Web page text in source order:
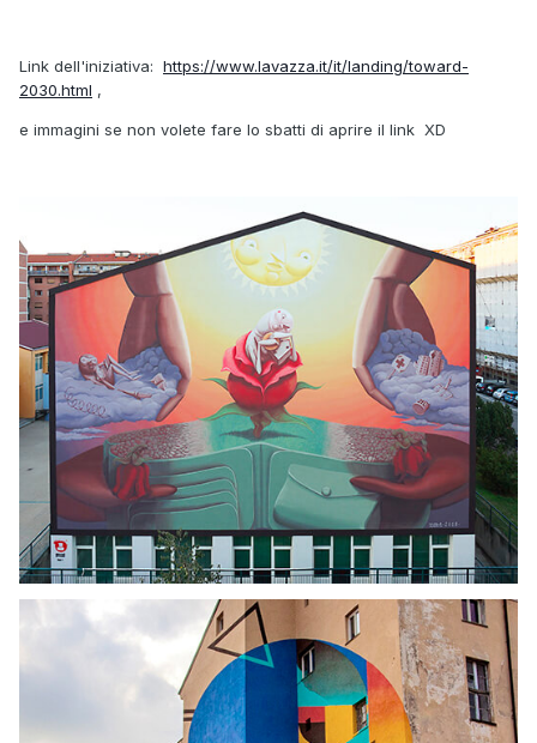
Link dell'iniziativa: https://www.lavazza.it/it/landing/toward-
2030.html ,
e immagini se non volete fare lo sbatti di aprire il link XD